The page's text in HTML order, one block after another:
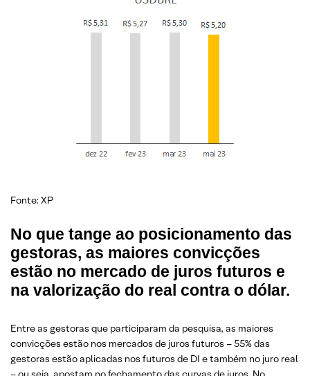
Fonte: XP
No que tange ao posicionamento das
gestoras, as maiores convicções
estão no mercado de juros futuros e
na valorização do real contra o dólar.
Entre as gestoras que participaram da pesquisa, as maiores
convicções estão nos mercados de juros futuros – 55% das
gestoras estão aplicadas nos futuros de DI e também no juro real